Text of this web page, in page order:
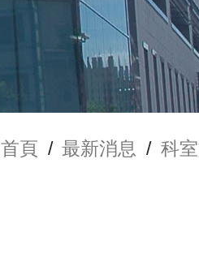
首頁 / 最新消息 / 科